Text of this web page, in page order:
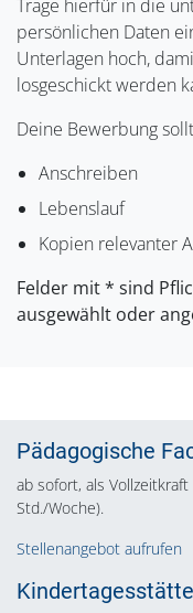
Trage hierfür in die
persönlichen Daten
Unterlagen hoch,
losgeschickt werden
Deine Bewerbung
Anschreiben
Lebenslauf
Kopien relevanter
Felder mit * sind
ausgewählt oder
Pädagogische
ab sofort, als
Std./Woche).
Stellenangebot aufrufen